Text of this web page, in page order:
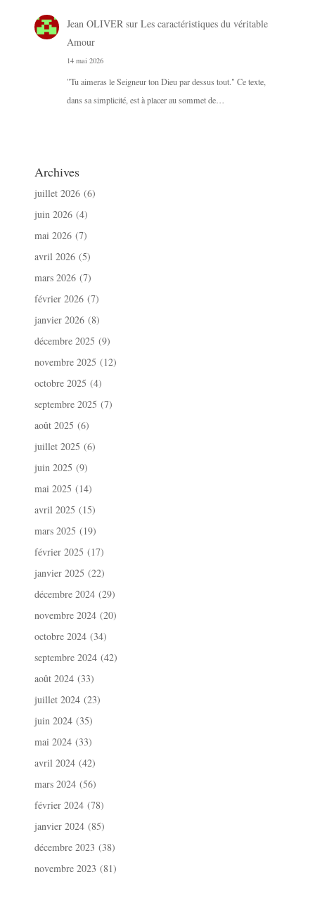
Jean OLIVER sur Les caractéristiques du véritable
Amour
14 mai 2026
"Tu aimeras le Seigneur ton Dieu par dessus tout." Ce texte,
dans sa simplicité, est à placer au sommet de…
Archives
juillet 2026 (6)
juin 2026 (4)
mai 2026 (7)
avril 2026 (5)
mars 2026 (7)
février 2026 (7)
janvier 2026 (8)
décembre 2025 (9)
novembre 2025 (12)
octobre 2025 (4)
septembre 2025 (7)
août 2025 (6)
juillet 2025 (6)
juin 2025 (9)
mai 2025 (14)
avril 2025 (15)
mars 2025 (19)
février 2025 (17)
janvier 2025 (22)
décembre 2024 (29)
novembre 2024 (20)
octobre 2024 (34)
septembre 2024 (42)
août 2024 (33)
juillet 2024 (23)
juin 2024 (35)
mai 2024 (33)
avril 2024 (42)
mars 2024 (56)
février 2024 (78)
janvier 2024 (85)
décembre 2023 (38)
novembre 2023 (81)